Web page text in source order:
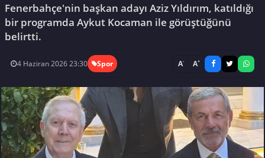
Fenerbahçe'nin başkan adayı Aziz Yıldırım, katıldığı
bir programda Aykut Kocaman ile görüştüğünü
belirtti.
4 Haziran 2026 23:30 Spor A- A+